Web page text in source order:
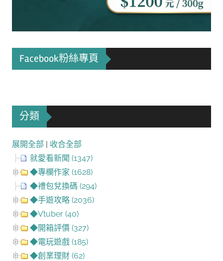
Facebook粉絲專頁
分類
展開全部 | 收合全部
就愛看新聞 (1347)
◆專欄作家 (1628)
◆禮包兌換碼 (294)
◆手遊攻略 (2036)
◆Vtuber (40)
◆開箱評價 (327)
◆電玩遊戲 (185)
◆創業理財 (62)